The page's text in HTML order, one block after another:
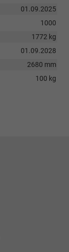
01.09.2025
1000
1772 kg
01.09.2028
2680 mm
100 kg